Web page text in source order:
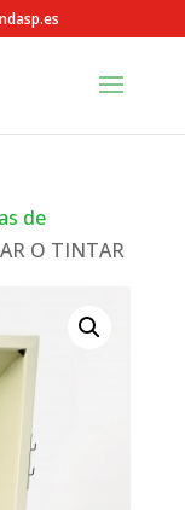
de
O TINTAR